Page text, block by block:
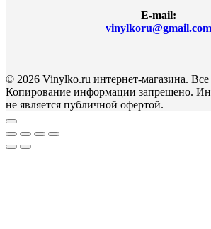
E-mail:
vinylkoru@gmail.com
© 2026 Vinylko.ru интернет-магазина.
Копирование информации запрещено.
не является публичной офертой.